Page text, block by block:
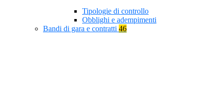
Tipologie di controllo
Obblighi e adempimenti
Bandi di gara e contratti 46